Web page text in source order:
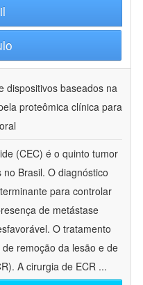
dispositivos baseados na
proteômica clínica para
(CEC) é o quinto tumor
Brasil. O diagnóstico
para controlar
de metástase
O tratamento
remoção da lesão e de
A cirurgia de ECR ...